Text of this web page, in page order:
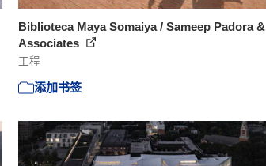
Biblioteca Maya Somaiya / Sameep Padora &
Associates
工程
添加书签